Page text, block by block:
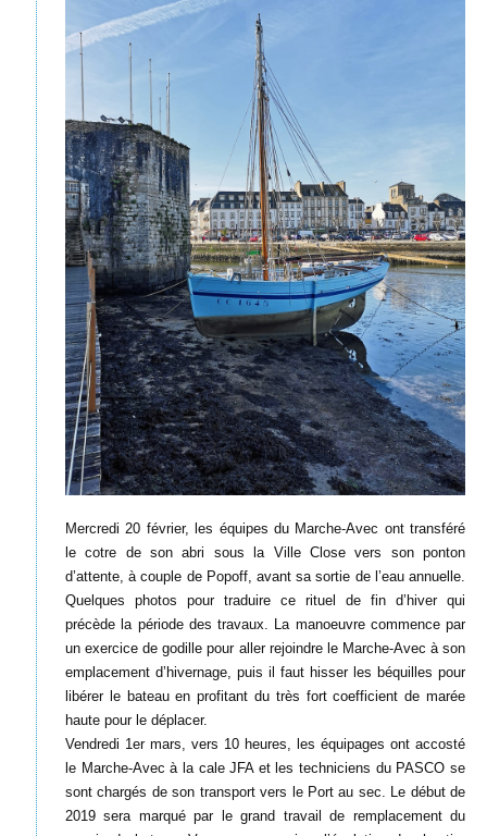
Mercredi 20 février, les équipes du Marche-Avec ont transféré
le cotre de son abri sous la Ville Close vers son ponton
d’attente, à couple de Popoff, avant sa sortie de l’eau annuelle.
Quelques photos pour traduire ce rituel de fin d’hiver qui
précède la période des travaux. La manoeuvre commence par
un exercice de godille pour aller rejoindre le Marche-Avec à son
emplacement d’hivernage, puis il faut hisser les béquilles pour
libérer le bateau en profitant du très fort coefficient de marée
haute pour le déplacer.
Vendredi 1er mars, vers 10 heures, les équipages ont accosté
le Marche-Avec à la cale JFA et les techniciens du PASCO se
sont chargés de son transport vers le Port au sec. Le début de
2019 sera marqué par le grand travail de remplacement du